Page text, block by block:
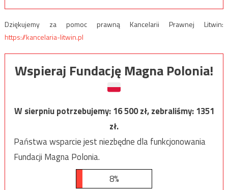
Dziękujemy za pomoc prawną Kancelarii Prawnej Litwin:
https://kancelaria-litwin.pl
Wspieraj Fundację Magna Polonia!
W sierpniu potrzebujemy:16 500zł, zebraliśmy:1351
zł.
Państwa wsparcie jest niezbędne dla funkcjonowania
Fundacji Magna Polonia.
8%